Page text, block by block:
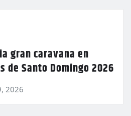
gran caravana en
de Santo Domingo 2026
2026